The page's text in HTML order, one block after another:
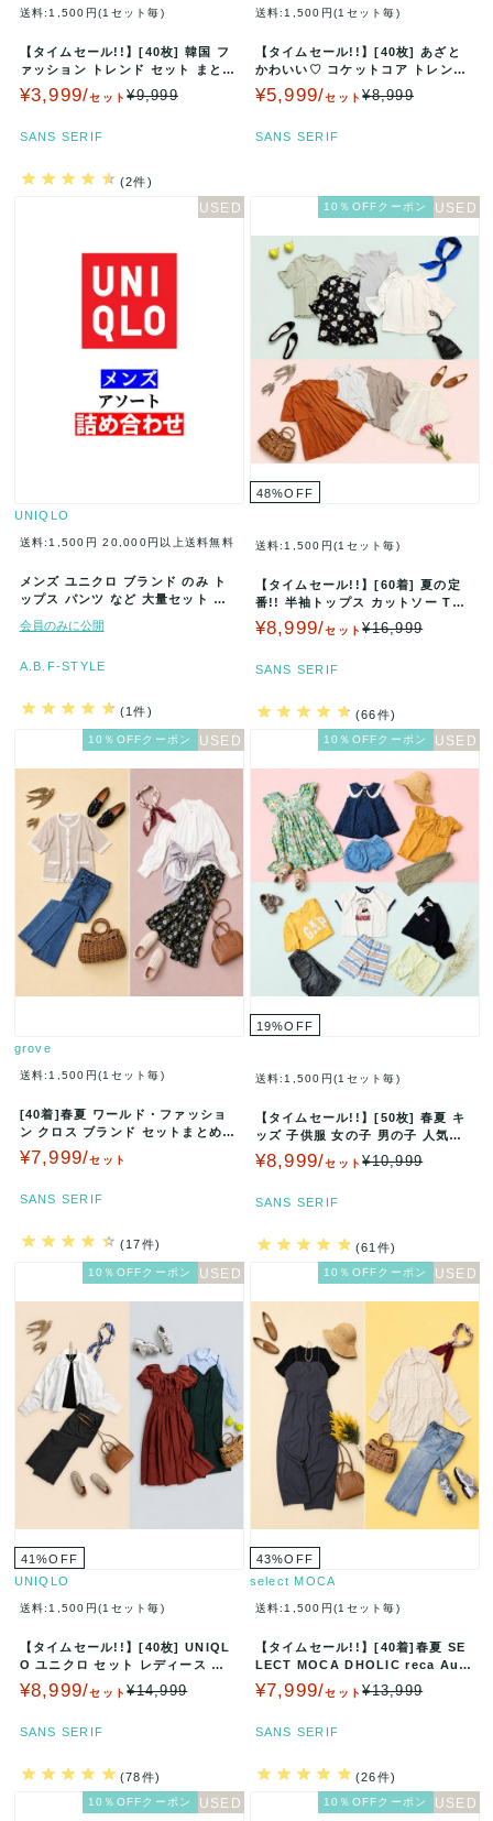
送料:1,500円(1セット毎)
【タイムセール!!】[40枚] 韓国 フ
ァッション トレンド セット まとめ
売り MADE IN …
¥3,999/セット¥9,999
SANS SERIF
(2件)
送料:1,500円(1セット毎)
【タイムセール!!】[40枚] あざと
かわいい♡ コケットコア トレンド
セット まとめ売り 韓…
¥5,999/セット¥8,999
SANS SERIF
UNIQLO
送料:1,500円 20,000円以上送料無料
メンズ ユニクロ ブランド のみ ト
ップス パンツ など 大量セット ま
会員のみに公開
A.B.F-STYLE
(1件)
10％OFFクーポン
48%OFF
送料:1,500円(1セット毎)
【タイムセール!!】[60着] 夏の定
番!! 半袖トップス カットソー Tシ
ャツ シャツ ブラウス…
¥8,999/セット¥16,999
SANS SERIF
(66件)
10％OFFクーポン
grove
送料:1,500円(1セット毎)
[40着]春夏 ワールド・ファッショ
ン クロス ブランド セットまとめ売
り 人気ブランド シャツ ブ…
¥7,999/セット
SANS SERIF
(17件)
10％OFFクーポン
19%OFF
送料:1,500円(1セット毎)
【タイムセール!!】[50枚] 春夏 キ
ッズ 子供服 女の子 男の子 人気ブ
ランド入り セット まと…
¥8,999/セット¥10,999
SANS SERIF
(61件)
10％OFFクーポン
41%OFF
UNIQLO
送料:1,500円(1セット毎)
【タイムセール!!】[40枚] UNIQL
O ユニクロ セット レディース ま
とめ売り UNIQL…
¥8,999/セット¥14,999
SANS SERIF
(78件)
10％OFFクーポン
43%OFF
select MOCA
送料:1,500円(1セット毎)
【タイムセール!!】[40着]春夏 SE
LECT MOCA DHOLIC reca Aun
t Mar…
¥7,999/セット¥13,999
SANS SERIF
(26件)
10％OFFクーポン 10％OFFクーポン